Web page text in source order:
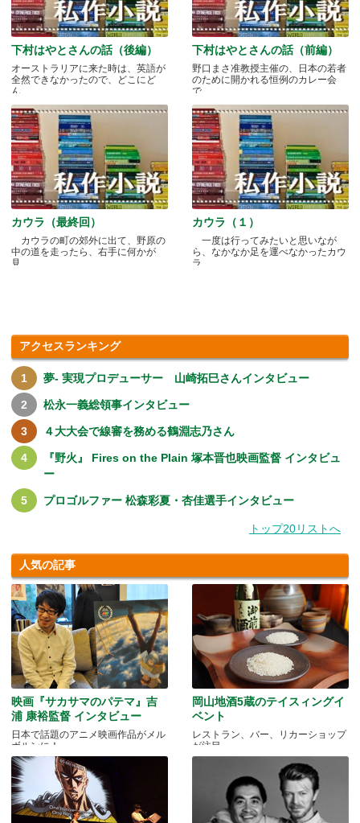
下村はやとさんの話（後編）
オーストラリアに来た時は、英語が
全然できなかったので、どこにど
ん.....
下村はやとさんの話（前編）
野口まさ准教授主催の、日本の若者
のために開かれる恒例のカレー会
で.....
カウラ（最終回）
カウラの町の郊外に出て、野原の
中の道を走ったら、右手に何かが
見.....
カウラ（１）
一度は行ってみたいと思いなが
ら、なかなか足を運べなかったカウ
ラ.....
アクセスランキング
夢- 実現プロデューサー 山崎拓巳さんインタビュー
松永一義総領事インタビュー
４大大会で線審を務める鶴淵志乃さん
『野火』 Fires on the Plain 塚本晋也映画監督 インタビュ
ー
プロゴルファー 松森彩夏・杏佳選手インタビュー
トップ20リストへ
人気の記事
映画『サカサマのパテマ』吉
浦 康裕監督 インタビュー
日本で話題のアニメ映画作品がメル
ボルンに！
岡山地酒5蔵のテイスィングイ
ベント
レストラン、バー、リカーショップ
が注目